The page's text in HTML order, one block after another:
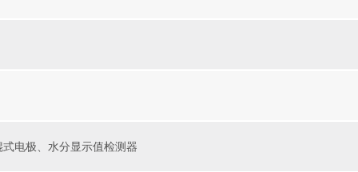
电极、水分显示值检测器